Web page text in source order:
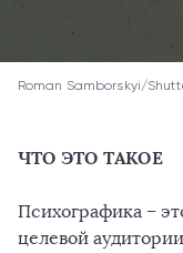
Roman Samborskyi/
ЧТО ЭТО ТАКОЕ
Психографика –
целевой